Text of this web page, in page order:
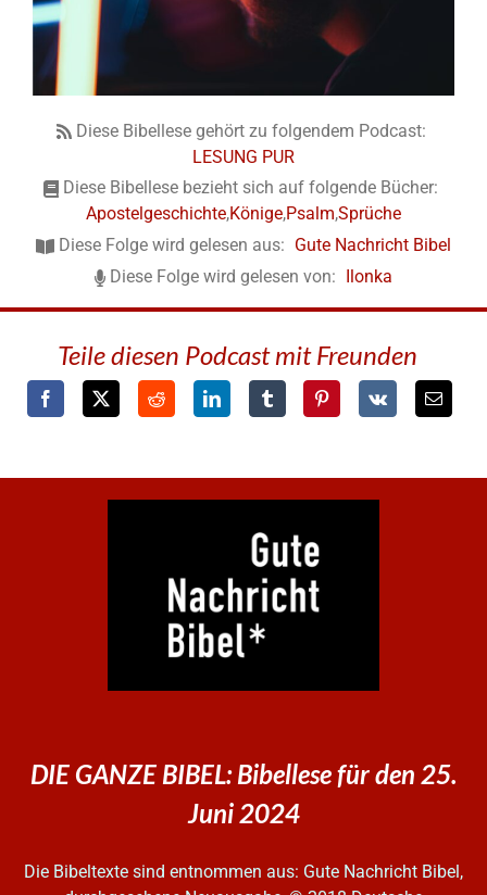
Diese Bibellese gehört zu folgendem Podcast:
LESUNG PUR
Diese Bibellese bezieht sich auf folgende Bücher:
Apostelgeschichte,Könige,Psalm,Sprüche
Diese Folge wird gelesen aus: Gute Nachricht Bibel
Diese Folge wird gelesen von: Ilonka
Teile diesen Podcast mit Freunden
DIE GANZE BIBEL: Bibellese für den 25.
Juni 2024
Die Bibeltexte sind entnommen aus: Gute Nachricht Bibel,